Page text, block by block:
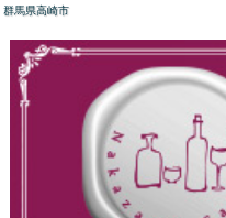
群馬県高崎市